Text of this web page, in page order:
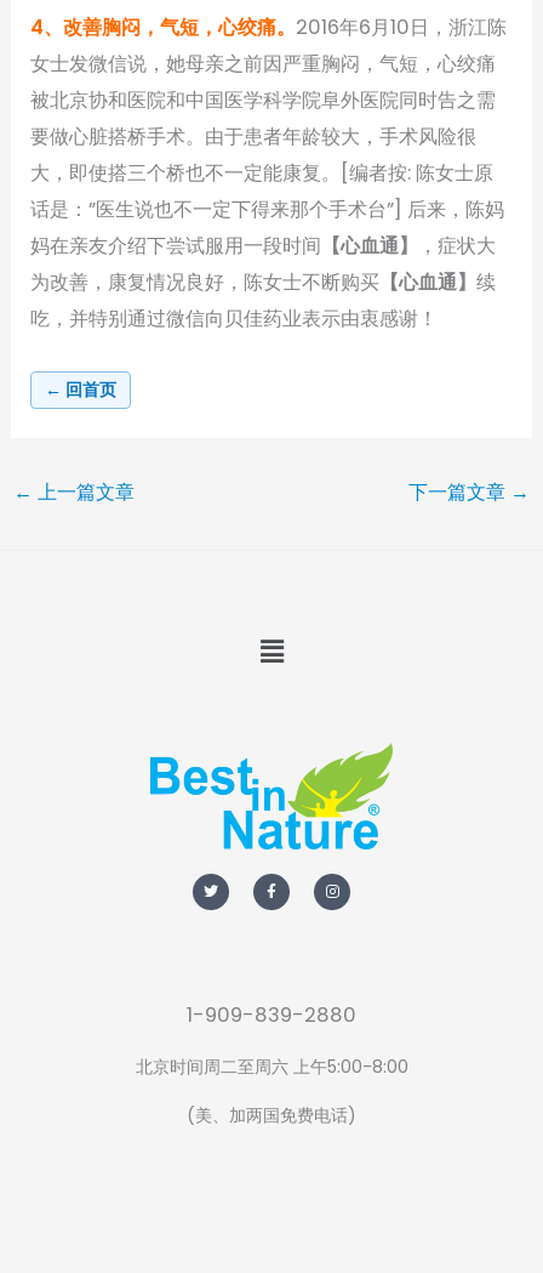
4、改善胸闷，气短，心绞痛。 2016年6月10日，浙江陈
女士发微信说，她母亲之前因严重胸闷，气短，心绞痛
被北京协和医院和中国医学科学院阜外医院同时告之需
要做心脏搭桥手术。由于患者年龄较大，手术风险很
大，即使搭三个桥也不一定能康复。[编者按: 陈女士原
话是：”医生说也不一定下得来那个手术台”] 后来，陈妈
妈在亲友介绍下尝试服用一段时间 【心血通】
，症状大
为改善，康复情况良好，陈女士不断购买 【心血通】续
吃，并特别通过微信向贝佳药业表示由衷感谢！
← 回首页
← 上一篇文章 下一篇文章 →
Menu
w
i
t
a
c
e
n
s
t
1-909-839-2880
北京时间周二至周六 上午5:00-8:00
(美、加两国免费电话)